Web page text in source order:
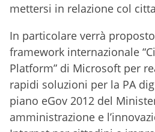
mettersi in relazione col
In particolare verrà
framework internazionale
Platform” di Microsoft per
rapidi soluzioni per la PA
piano eGov 2012 del
amministrazione e